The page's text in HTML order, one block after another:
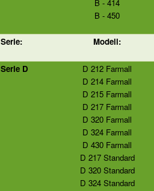
B - 414
B - 450
Serie: Modell:
Serie D
D 212 Farmall
D 214 Farmall
D 215 Farmall
D 217 Farmall
D 320 Farmall
D 324 Farmall
D 430 Farmall
D 217 Standard
D 320 Standard
D 324 Standard